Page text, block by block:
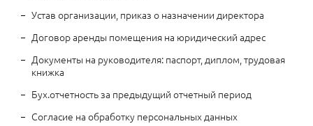
Устав организации, приказ о назначении директора
Договор аренды помещения на юридический адрес
Документы на руководителя: паспорт, диплом, трудовая
книжка
Бух.отчетность за предыдущий отчетный период
Согласие на обработку персональных данных